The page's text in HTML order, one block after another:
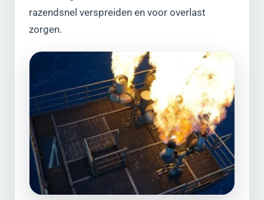
razendsnel verspreiden en voor overlast
zorgen.